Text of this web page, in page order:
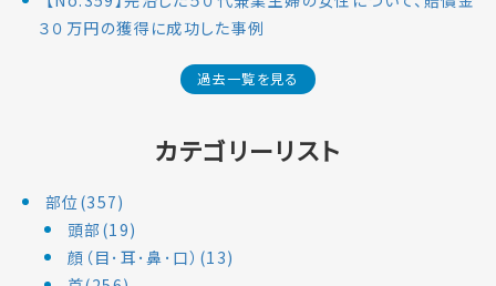
３０万円の獲得に成功した事例
過去一覧を見る
カテゴリーリスト
部位(357)
頭部(19)
顔（目･耳･鼻･口）(13)